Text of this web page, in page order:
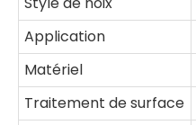
Application
Matériel
Traitement de surface